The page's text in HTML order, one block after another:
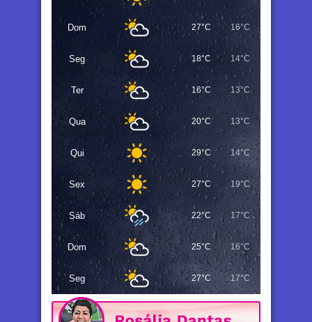
Dom 27°C 16°C
Seg 18°C 14°C
Ter 16°C 13°C
Qua 20°C 13°C
Qui 29°C 14°C
Sex 27°C 19°C
Sáb 22°C 17°C
Dom 25°C 16°C
Seg 27°C 17°C